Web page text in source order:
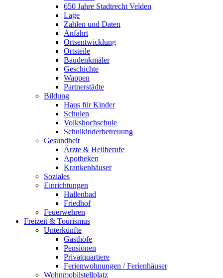
650 Jahre Stadtrecht Velden
Lage
Zahlen und Daten
Anfahrt
Ortsentwicklung
Ortsteile
Baudenkmäler
Geschichte
Wappen
Partnerstädte
Bildung
Haus für Kinder
Schulen
Volkshochschule
Schulkinderbetreuung
Gesundheit
Ärzte & Heilberufe
Apotheken
Krankenhäuser
Soziales
Einrichtungen
Hallenbad
Friedhof
Feuerwehren
Freizeit & Tourismus
Unterkünfte
Gasthöfe
Pensionen
Privatquartiere
Ferienwohnungen / Ferienhäuser
Wohnmobilstellplatz